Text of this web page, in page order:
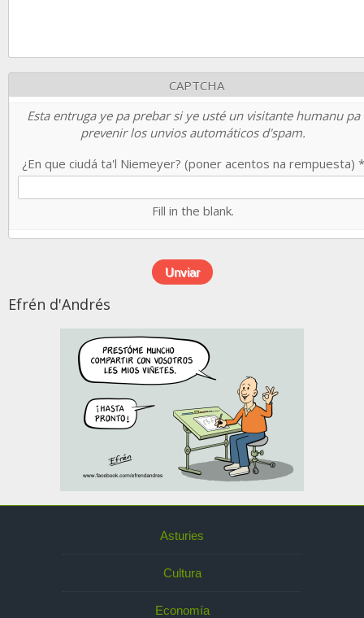
CAPTCHA
Esta entruga ye pa prebar si ye usté un visitante humanu pa
prevenir los unvios automáticos d'spam.
¿En que ciudá ta'l Niemeyer? (poner acentos na rempuesta) *
Fill in the blank.
Efrén d'Andrés
Asturies
Cultura
Economía